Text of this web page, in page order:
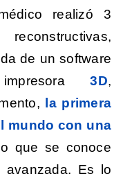
realizó 3
de un software
3D,
la primera
mundo con una
que se conoce
avanzada. Es lo